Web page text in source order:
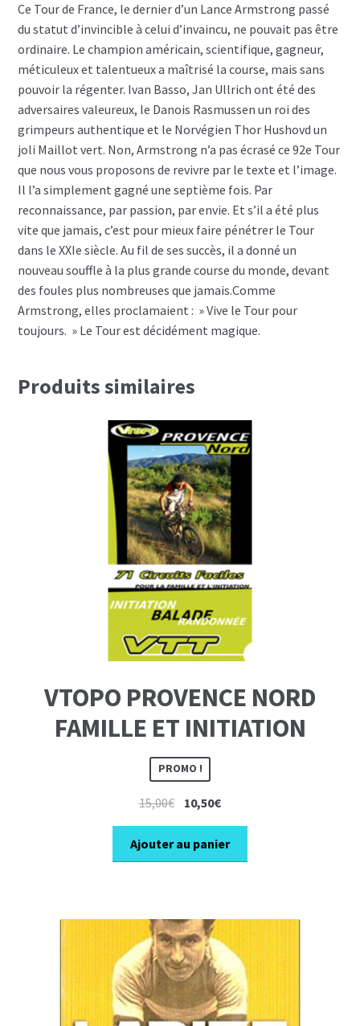
Ce Tour de France, le dernier d’un Lance Armstrong passé
du statut d’invincible à celui d’invaincu, ne pouvait pas être
ordinaire. Le champion américain, scientifique, gagneur,
méticuleux et talentueux a maîtrisé la course, mais sans
pouvoir la régenter. Ivan Basso, Jan Ullrich ont été des
adversaires valeureux, le Danois Rasmussen un roi des
grimpeurs authentique et le Norvégien Thor Hushovd un
joli Maillot vert. Non, Armstrong n’a pas écrasé ce 92e Tour
que nous vous proposons de revivre par le texte et l’image.
Il l’a simplement gagné une septième fois. Par
reconnaissance, par passion, par envie. Et s’il a été plus
vite que jamais, c’est pour mieux faire pénétrer le Tour
dans le XXIe siècle. Au fil de ses succès, il a donné un
nouveau souffle à la plus grande course du monde, devant
des foules plus nombreuses que jamais.Comme
Armstrong, elles proclamaient : » Vive le Tour pour
toujours. » Le Tour est décidément magique.
Produits similaires
VTOPO PROVENCE NORD
FAMILLE ET INITIATION
PROMO !
15,00€ Le
initial
était :
10,50€Le
actuel
est :
Ajouter au panier